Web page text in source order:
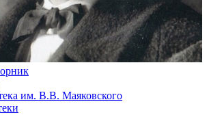
им. В.В. Маяковского